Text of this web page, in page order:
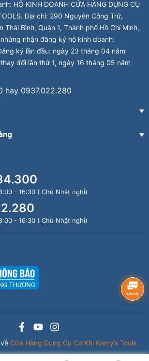
HỘ KINH DOANH CỬA HÀNG DỤNG CỤ
Địa chỉ: 290 Nguyễn Công Trứ,
Thái Bình, Quận 1, Thành phố Hồ Chí Minh,
nhận đăng ký hộ kinh doanh:
ký lần đầu: ngày 23 tháng 04 năm
đổi lần thứ 1, ngày 16 tháng 05 năm
hay 0937.022.280
- 16:30 ( Chủ Nhật nghỉ)
- 16:30 ( Chủ Nhật nghỉ)
Cửa Hàng Dụng Cụ Cơ Khí Kamy’s Tools